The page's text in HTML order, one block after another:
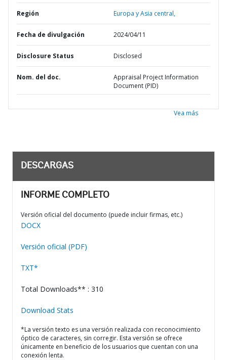
Región Europa y Asia central,
Fecha de divulgación 2024/04/11
Disclosure Status Disclosed
Nom. del doc.
Appraisal Project Information
Document (PID)
Vea más
DESCARGAS
INFORME COMPLETO
Versión oficial del documento (puede incluir firmas, etc.)
DOCX
Versión oficial (PDF)
TXT*
Total Downloads** : 310
Download Stats
*La versión texto es una versión realizada con reconocimiento
óptico de caracteres, sin corregir. Esta versión se ofrece
únicamente en beneficio de los usuarios que cuentan con una
conexión lenta.